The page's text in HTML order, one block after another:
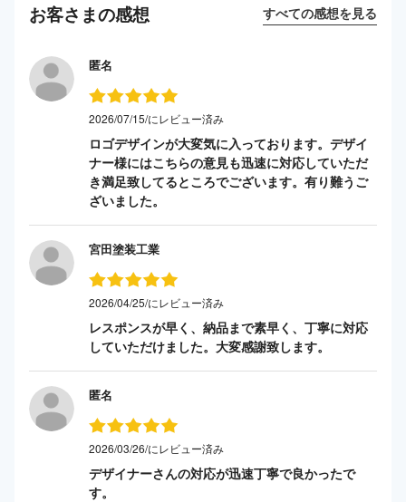
お客さまの感想 すべての感想を見る
匿名
2026/07/15/にレビュー済み
ロゴデザインが大変気に入っております。デザイ
ナー様にはこちらの意見も迅速に対応していただ
き満足致してるところでございます。有り難うご
ざいました。
宮田塗装工業
2026/04/25/にレビュー済み
レスポンスが早く、納品まで素早く、丁寧に対応
していただけました。大変感謝致します。
匿名
2026/03/26/にレビュー済み
デザイナーさんの対応が迅速丁寧で良かったで
す。